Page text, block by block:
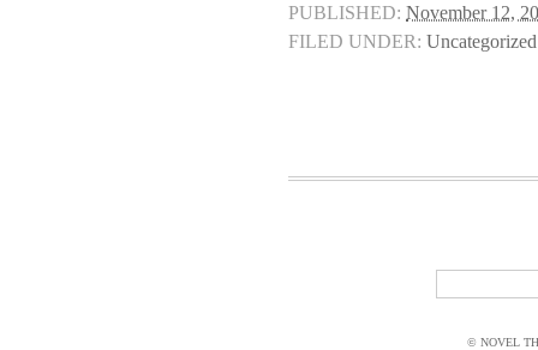
PUBLISHED: November 12,
FILED UNDER: Uncategorized
© NOVEL